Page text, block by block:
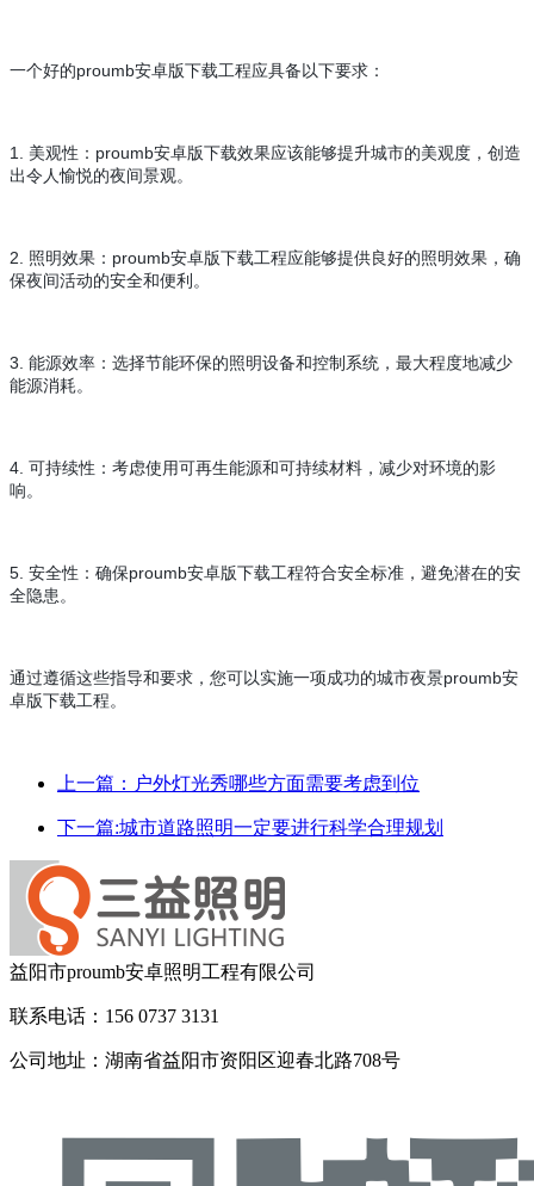
一个好的proumb安卓版下载工程应具备以下要求：
1. 美观性：proumb安卓版下载效果应该能够提升城市的美观度，创造
出令人愉悦的夜间景观。
2. 照明效果：proumb安卓版下载工程应能够提供良好的照明效果，确
保夜间活动的安全和便利。
3. 能源效率：选择节能环保的照明设备和控制系统，最大程度地减少
能源消耗。
4. 可持续性：考虑使用可再生能源和可持续材料，减少对环境的影
响。
5. 安全性：确保proumb安卓版下载工程符合安全标准，避免潜在的安
全隐患。
通过遵循这些指导和要求，您可以实施一项成功的城市夜景proumb安
卓版下载工程。
上一篇：户外灯光秀哪些方面需要考虑到位
下一篇:城市道路照明一定要进行科学合理规划
益阳市proumb安卓照明工程有限公司
联系电话：156 0737 3131
公司地址：湖南省益阳市资阳区迎春北路708号